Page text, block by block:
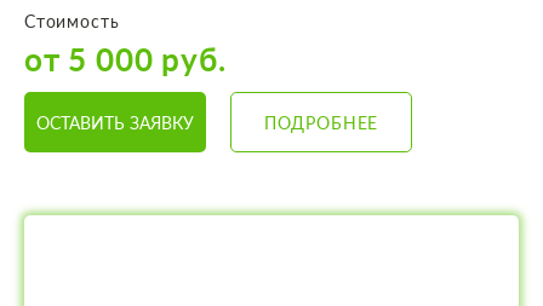
Стоимость
от 5 000 руб.
ОСТАВИТЬ ЗАЯВКУ ПОДРОБНЕЕ